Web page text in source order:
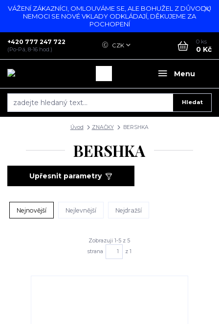
VÁŽENÍ ZÁKAZNÍCI, OMLOUVÁME SE, ALE BOHUŽEL Z DŮVODU
NEMOCI SE NOVÉ VKLADY ODKLÁDAJÍ, DĚKUJEME ZA
POCHOPENÍ
Menu
CZK
Hledat
+420 777 247 722
(Po-Pá, 8-16 hod.)
0 ks
0 Kč
Úvod ZNAČKY BERSHKA
BERSHKA
Upřesnit parametry
Nejnovější Nejlevnější Nejdražší
Zobrazuji 1-5 z 5
strana
z 1